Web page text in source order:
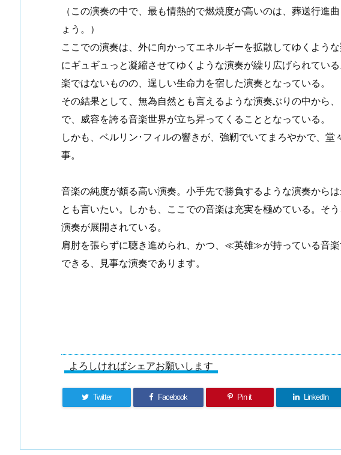
（この演奏の中で、最も情熱的で燃焼度が高いのは、葬送行進
ょう。）
ここでの演奏は、外に向かってエネルギーを拡散してゆくよう
にギュギュっと凝縮させてゆくような演奏が繰り広げられてい
楽ではないものの、逞しい生命力を宿した演奏となっている。
その結果として、無為自然とも言えるような演奏ぶりの中から
で、威容を誇る音楽世界が立ち昇ってくることとなっている。
しかも、ベルリン･フィルの響きが、強靭でいてまろやかで、堂
事。
音楽の純度が頗る高い演奏。小手先で勝負するような演奏から
とも言いたい。しかも、ここでの音楽は充実を極めている。そ
演奏が展開されている。
肩肘を張らずに聴き進められ、かつ、≪英雄≫が持っている音
できる、見事な演奏であります。
よろしければシェアお願いします
Twitter Facebook Pin it LinkedIn